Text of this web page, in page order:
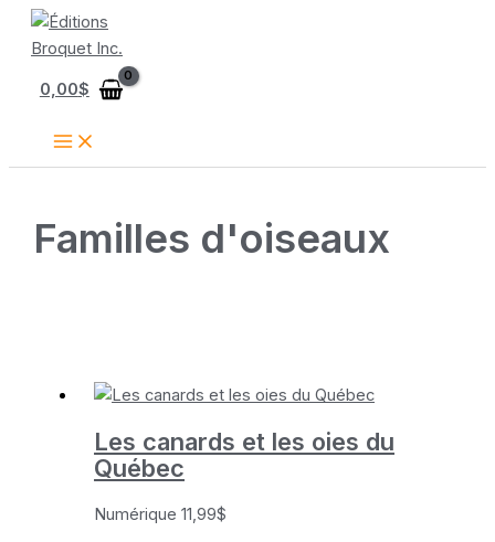
Aller
0,00$
Familles d'oiseaux
Les canards et les oies du
Québec
Numérique11,99$